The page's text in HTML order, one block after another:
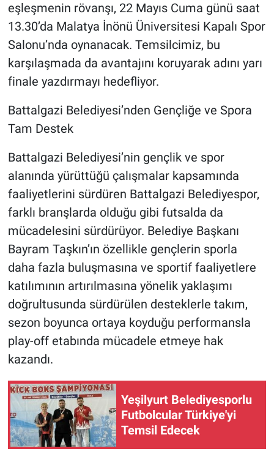
eşleşmenin rövanşı, 22 Mayıs Cuma günü saat
13.30’da Malatya İnönü Üniversitesi Kapalı Spor
Salonu’nda oynanacak. Temsilcimiz, bu
karşılaşmada da avantajını koruyarak adını yarı
finale yazdırmayı hedefliyor.
Battalgazi Belediyesi’nden Gençliğe ve Spora
Tam Destek
Battalgazi Belediyesi’nin gençlik ve spor
alanında yürüttüğü çalışmalar kapsamında
faaliyetlerini sürdüren Battalgazi Belediyespor,
farklı branşlarda olduğu gibi futsalda da
mücadelesini sürdürüyor. Belediye Başkanı
Bayram Taşkın’ın özellikle gençlerin sporla
daha fazla buluşmasına ve sportif faaliyetlere
katılımının artırılmasına yönelik yaklaşımı
doğrultusunda sürdürülen desteklerle takım,
sezon boyunca ortaya koyduğu performansla
play-off etabında mücadele etmeye hak
kazandı.
Yeşilyurt Belediyesporlu
Futbolcular Türkiye'yi
Temsil Edecek